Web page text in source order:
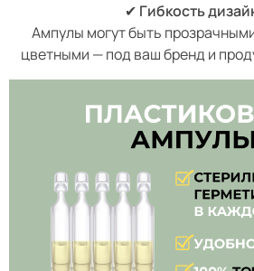
✔ Гибкость
Ампулы могут быть
цветными — под ваш бренд и